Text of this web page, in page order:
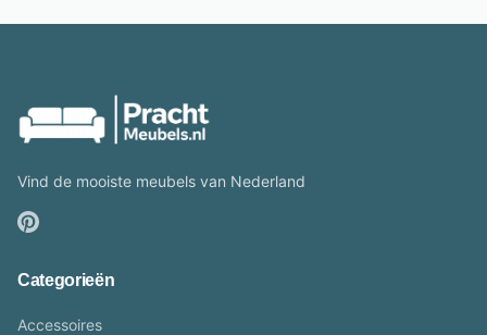
Vind de mooiste meubels van Nederland
Categorieën
Accessoires